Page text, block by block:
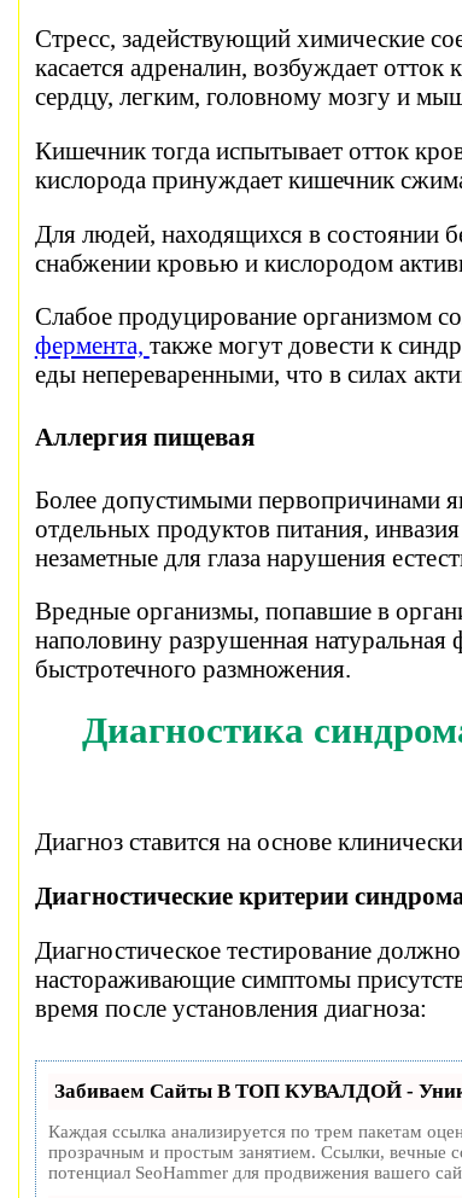
Стресс, задействующий химические
касается адреналин, возбуждает отток
сердцу, легким, головному мозгу и
Кишечник тогда испытывает отток
кислорода принуждает кишечник
Для людей, находящихся в состоянии
снабжении кровью и кислородом
Слабое продуцирование организмом
фермента, также могут довести к
еды непереваренными, что в силах
Аллергия пищевая
Более допустимыми первопричинами
отдельных продуктов питания,
незаметные для глаза нарушения
Вредные организмы, попавшие в
наполовину разрушенная натуральная
быстротечного размножения.
Диагностика
Диагноз ставится на основе
Диагностические критерии
Диагностическое тестирование
настораживающие симптомы
время после установления диагноза:
Забиваем Сайты В ТОП КУВАЛДОЙ -
Каждая ссылка анализируется по трем пакетам
прозрачным и простым занятием. Ссылки, вечные
потенциал SeoHammer для продвижения вашего